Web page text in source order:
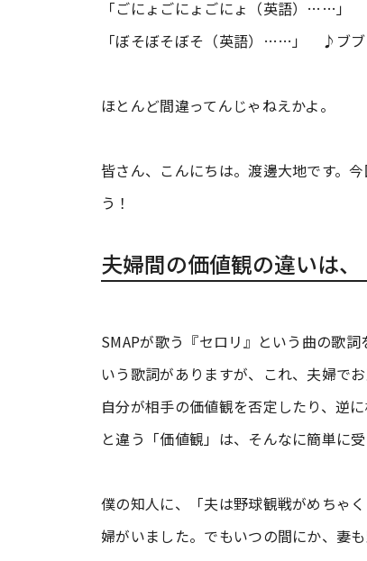
「ごにょごにょごにょ（英語）……
「ぼそぼそぼそ（英語）……」 ♪ブブ
ほとんど間違ってんじゃねえかよ。
皆さん、こんにちは。渡邊大地です。
う！
夫婦間の価値観の違いは、
SMAPが歌う『セロリ』という曲の歌
いう歌詞がありますが、これ、夫婦で
自分が相手の価値観を否定したり、逆
と違う「価値観」は、そんなに簡単に
僕の知人に、「夫は野球観戦がめちゃ
婦がいました。でもいつの間にか、妻